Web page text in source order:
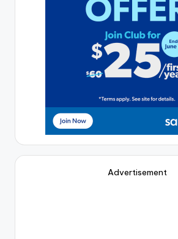
Advertisement